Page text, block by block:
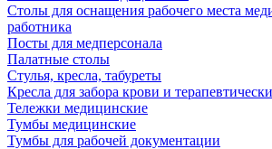
Столы для оснащения рабочего места
работника
Посты для медперсонала
Палатные столы
Стулья, кресла, табуреты
Кресла для забора крови и
Тележки медицинские
Тумбы медицинские
Тумбы для рабочей документации